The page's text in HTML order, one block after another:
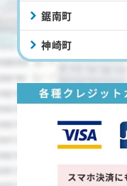
鋸南町
神崎町